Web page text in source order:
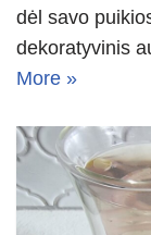
dėl savo
dekoratyvinis
More »